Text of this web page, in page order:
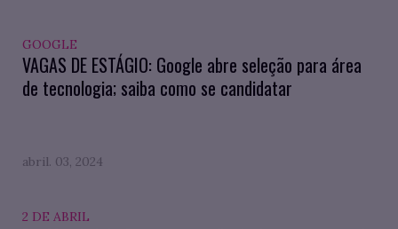
GOOGLE
VAGAS DE ESTÁGIO: Google abre seleção para área
de tecnologia; saiba como se candidatar
abril. 03, 2024
2 DE ABRIL